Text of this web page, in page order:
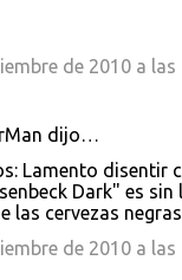
de 2010 a las
dijo…
Lamento disentir
Dark" es sin
las cervezas
de 2010 a las